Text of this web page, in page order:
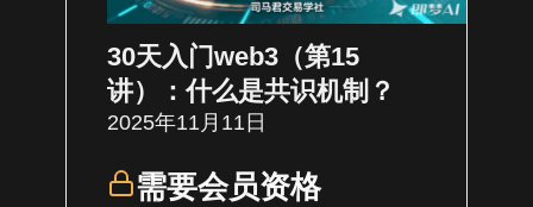
30天入门web3（第15
讲）：什么是共识机制？
2025年11月11日
需要会员资格